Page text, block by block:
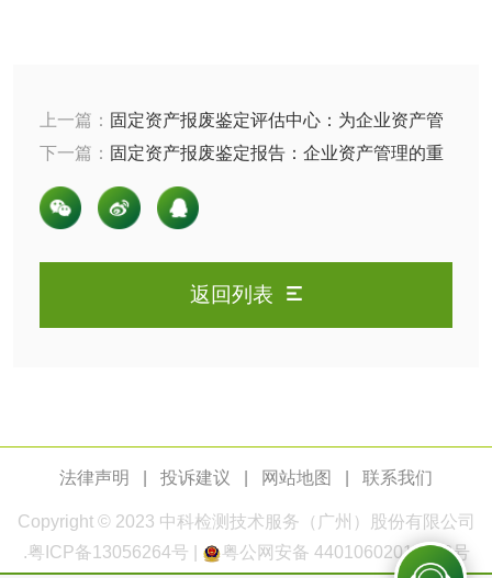
上一篇： 固定资产报废鉴定评估中心：为企业资产管
理保驾护航
下一篇： 固定资产报废鉴定报告：企业资产管理的重
要一环
返回列表
法律声明 投诉建议 网站地图 联系我们
Copyright © 2023 中科检测 技术服务（广州）股份有限公司
.粤ICP备13056264号 粤公网安备 44010602011168号
人造草坪检测
卫生用品
卫生湿巾检测 普通湿巾检测
验
一次性使用卫生用
品阴道黏膜刺激试
验
轻工杂货
玩具检测 除臭剂检测